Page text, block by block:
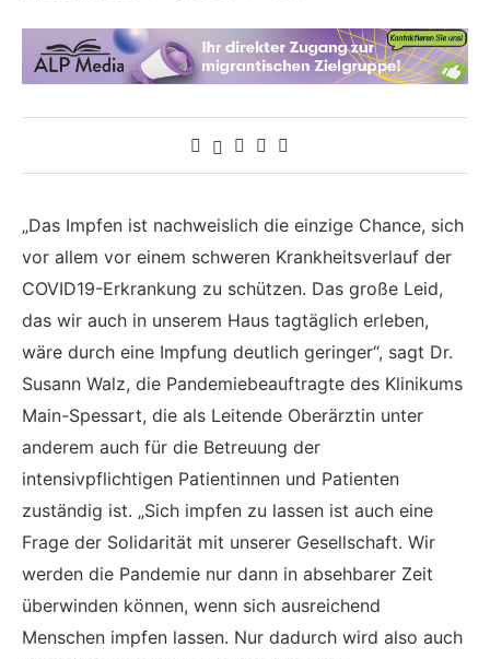
„Das Impfen ist nachweislich die einzige Chance, sich
vor allem vor einem schweren Krankheitsverlauf der
COVID19-Erkrankung zu schützen. Das große Leid,
das wir auch in unserem Haus tagtäglich erleben,
wäre durch eine Impfung deutlich geringer“, sagt Dr.
Susann Walz, die Pandemiebeauftragte des Klinikums
Main-Spessart, die als Leitende Oberärztin unter
anderem auch für die Betreuung der
intensivpflichtigen Patientinnen und Patienten
zuständig ist. „Sich impfen zu lassen ist auch eine
Frage der Solidarität mit unserer Gesellschaft. Wir
werden die Pandemie nur dann in absehbarer Zeit
überwinden können, wenn sich ausreichend
Menschen impfen lassen. Nur dadurch wird also auch